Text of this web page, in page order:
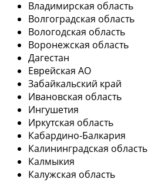
Владимирская область
Волгоградская область
Вологодская область
Воронежская область
Дагестан
Еврейская АО
Забайкальский край
Ивановская область
Ингушетия
Иркутская область
Кабардино-Балкария
Калининградская область
Калмыкия
Калужская область